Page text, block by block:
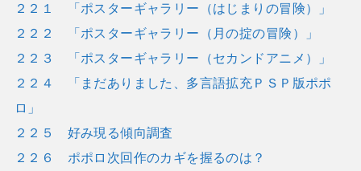
２２１ 「ポスターギャラリー（はじまりの冒険）」
２２２ 「ポスターギャラリー（月の掟の冒険）」
２２３ 「ポスターギャラリー（セカンドアニメ）」
２２４ 「まだありました、多言語拡充ＰＳＰ版ポポ
ロ」
２２５ 好み現る傾向調査
２２６ ポポロ次回作のカギを握るのは？